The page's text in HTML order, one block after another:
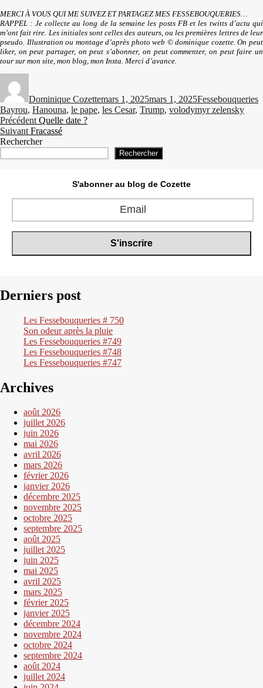
MERCI À VOUS QUI ME SUIVEZ ET PARTAGEZ MES FESSEBOUQUERIES…
RAPPEL : Je collecte au long de la semaine les posts FB et les twitts d’actu qui
m’ont fait rire. Les initiales sont celles des auteurs, ou les premières lettres de leur
pseudo. Illustration ou montage d’après photo web © dominique cozette. On peut
liker, on peut partager, on peut s’abonner, on peut commenter, on peut faire un
tour sur mon site, mon blog, mon Insta. Merci d’avance.
Dominique Cozettemars 1, 2025mars 1, 2025Fessebouqueries
Bayrou, Hanouna, le pape, les Cesar, Trump, volodymyr zelensky
Navigation
de
Précédent Publication
précédente :
Quelle date ?
Suivant Publication
suivante :
Fracassé
Rechercher
Rechercher
S'abonner au blog de Cozette
Derniers post
Les Fessebouqueries # 750
Son odeur après la pluie
Les Fessebouqueries #749
Les Fessebouqueries #748
Les Fessebouqueries #747
Archives
août 2026
juillet 2026
juin 2026
mai 2026
avril 2026
mars 2026
février 2026
janvier 2026
décembre 2025
novembre 2025
octobre 2025
septembre 2025
août 2025
juillet 2025
juin 2025
mai 2025
avril 2025
mars 2025
février 2025
janvier 2025
décembre 2024
novembre 2024
octobre 2024
septembre 2024
août 2024
juillet 2024